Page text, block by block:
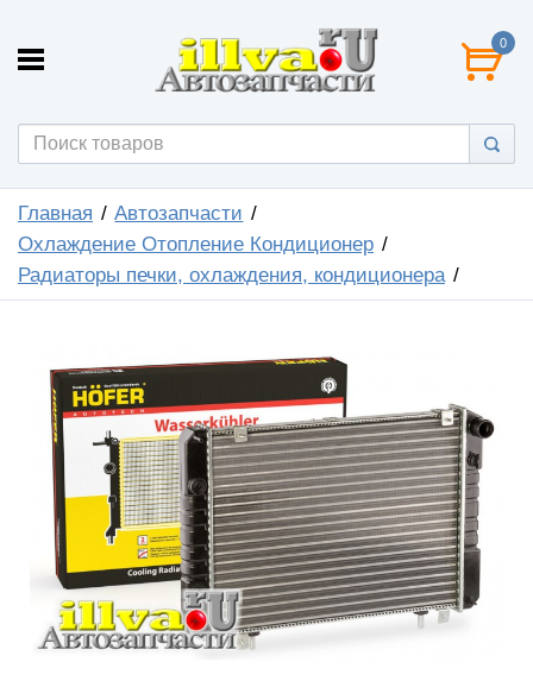
0
Главная
Автозапчасти
Охлаждение Отопление Кондиционер
Радиаторы печки, охлаждения, кондиционера